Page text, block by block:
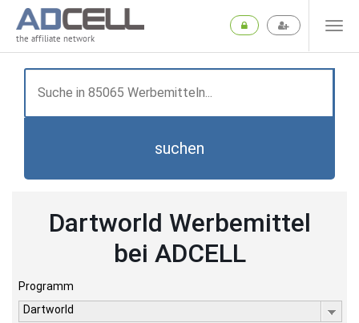
the affiliate network
suchen
Dartworld Werbemittel
bei ADCELL
Programm
Dartworld